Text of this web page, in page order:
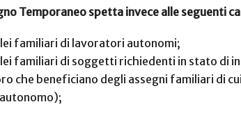
Temporaneo spetta invece alle seguenti
familiari di lavoratori autonomi;
familiari di soggetti richiedenti in stato di
che beneficiano degli assegni familiari di